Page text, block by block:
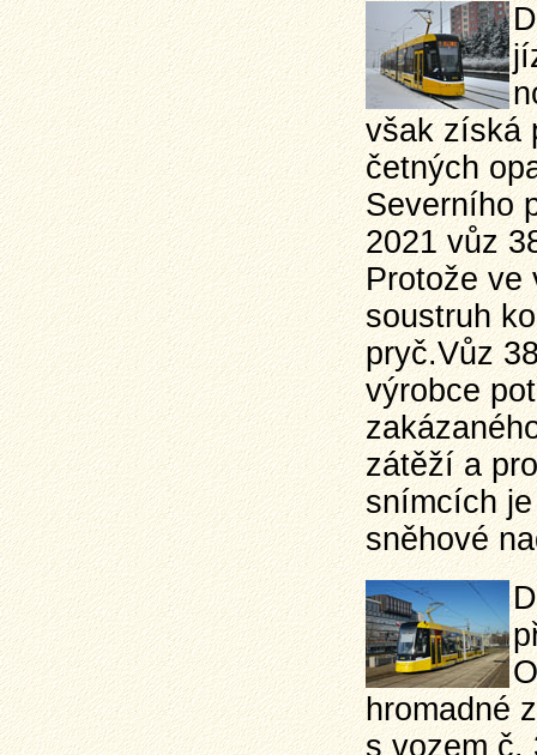
však získá
četných
Severního
2021 vůz
Protože ve
soustruh
pryč.Vůz
výrobce
zátěží a
snímcích
sněhové
hromadné
s vozem č.